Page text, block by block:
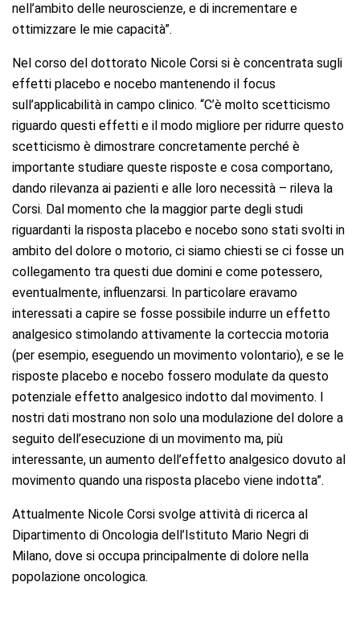
nell’ambito delle neuroscienze, e di incrementare e
ottimizzare le mie capacità”.
Nel corso del dottorato Nicole Corsi si è concentrata sugli
effetti placebo e nocebo mantenendo il focus
sull’applicabilità in campo clinico. “C’è molto scetticismo
riguardo questi effetti e il modo migliore per ridurre questo
scetticismo è dimostrare concretamente perché è
importante studiare queste risposte e cosa comportano,
dando rilevanza ai pazienti e alle loro necessità – rileva la
Corsi. Dal momento che la maggior parte degli studi
riguardanti la risposta placebo e nocebo sono stati svolti in
ambito del dolore o motorio, ci siamo chiesti se ci fosse un
collegamento tra questi due domini e come potessero,
eventualmente, influenzarsi. In particolare eravamo
interessati a capire se fosse possibile indurre un effetto
analgesico stimolando attivamente la corteccia motoria
(per esempio, eseguendo un movimento volontario), e se le
risposte placebo e nocebo fossero modulate da questo
potenziale effetto analgesico indotto dal movimento. I
nostri dati mostrano non solo una modulazione del dolore a
seguito dell’esecuzione di un movimento ma, più
interessante, un aumento dell’effetto analgesico dovuto al
movimento quando una risposta placebo viene indotta”.
Attualmente Nicole Corsi svolge attività di ricerca al
Dipartimento di Oncologia dell’Istituto Mario Negri di
Milano, dove si occupa principalmente di dolore nella
popolazione oncologica.